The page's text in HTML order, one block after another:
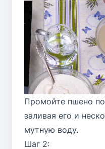
Промойте пшено
заливая его и
мутную воду.
Шаг 2: